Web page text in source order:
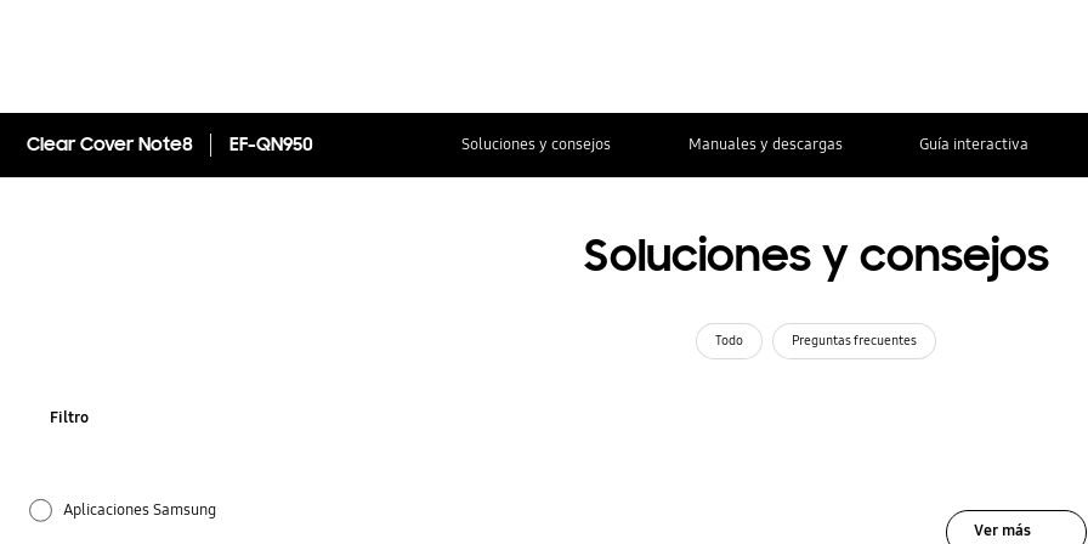
Clear Cover Note8 EF-QN950 Soluciones y consejos Manuales y descargas Guía interactiva
Soluciones y consejos
Todo Preguntas frecuentes
Filtro
Aplicaciones Samsung
Ver más